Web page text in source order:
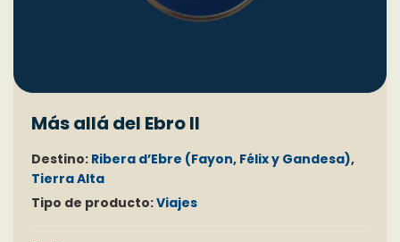
Más allá del Ebro II
Destino: Ribera d’Ebre (Fayon, Félix y Gandesa),
Tierra Alta
Tipo de producto:Viajes